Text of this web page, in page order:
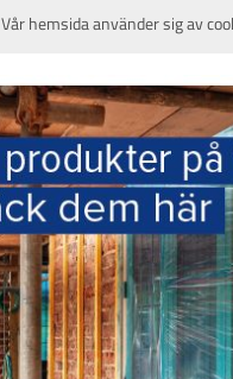
Vår hemsida använder sig av